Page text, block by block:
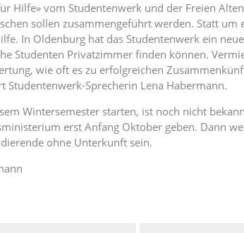
Hilfe» vom Studentenwerk und der Freien
sollen zusammengeführt werden. Statt um
In Oldenburg hat das Studentenwerk ein
Studenten Privatzimmer finden können.
wie oft es zu erfolgreichen
Studentenwerk-Sprecherin Lena Habermann.
Wintersemester starten, ist noch nicht
erst Anfang Oktober geben. Dann
ohne Unterkunft sein.